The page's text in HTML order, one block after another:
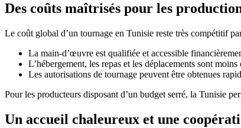
Des coûts maîtrisés pour les
Le coût global d’un tournage en Tunisie reste très compétitif
La main-d’œuvre est qualifiée et accessible
L’hébergement, les repas et les déplacements sont
Les autorisations de tournage peuvent être obtenues
Pour les producteurs disposant d’un budget serré, la Tunisie
Un accueil chaleureux et une